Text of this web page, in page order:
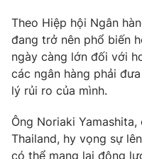
VTV Money
VTV Sức khoẻ
Thị trường 24h
Theo Hiệp hội Ngân
đang trở nên phổ biến
ngày càng lớn đối với
các ngân hàng phải
lý rủi ro của mình.
Ông Noriaki
Thailand, hy vọng sự
có thể mang lại động